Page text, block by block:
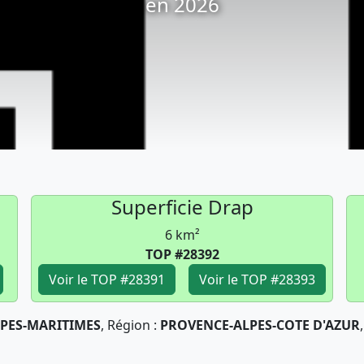
Superficie Drap
6 km²
TOP #28392
Voir le TOP #28391
Voir le TOP #28393
MARITIMES, Région : PROVENCE-ALPES-COTE D'AZUR